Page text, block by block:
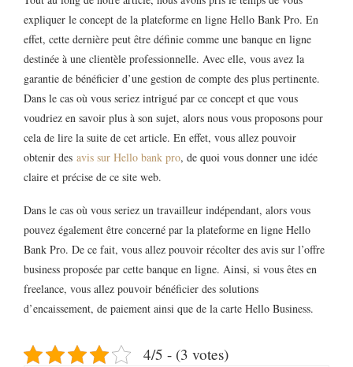
expliquer le concept de la plateforme en ligne Hello Bank Pro. En
effet, cette dernière peut être définie comme une banque en ligne
destinée à une clientèle professionnelle. Avec elle, vous avez la
garantie de bénéficier d’une gestion de compte des plus pertinente.
Dans le cas où vous seriez intrigué par ce concept et que vous
voudriez en savoir plus à son sujet, alors nous vous proposons pour
cela de lire la suite de cet article. En effet, vous allez pouvoir
obtenir des avis sur Hello bank pro, de quoi vous donner une idée
claire et précise de ce site web.
Dans le cas où vous seriez un travailleur indépendant, alors vous
pouvez également être concerné par la plateforme en ligne Hello
Bank Pro. De ce fait, vous allez pouvoir récolter des avis sur l’offre
business proposée par cette banque en ligne. Ainsi, si vous êtes en
freelance, vous allez pouvoir bénéficier des solutions
d’encaissement, de paiement ainsi que de la carte Hello Business.
4/5 - (3 votes)